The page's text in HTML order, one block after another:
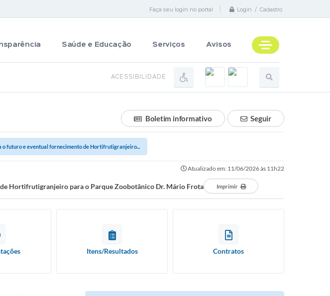
Faça seu login no portal Login / Cadastro
Saúde e Educação Serviços Avisos
ACESSIBILIDADE
Seguir
Boletim informativo
o futuro e eventual fornecimento de Hortifrutigranjeiro...
Atualizado em: 11/06/2026 às 11h22
Hortifrutigranjeiro para o Parque Zoobotânico Dr. Mário Frota Imprimir
Itens/Resultados Contratos